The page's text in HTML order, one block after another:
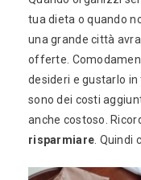
tua dieta o quando
una grande città
offerte.
desideri e gustarlo
sono dei costi
anche costoso.
risparmiare .